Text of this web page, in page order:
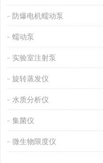
防爆电机蠕动泵
蠕动泵
实验室注射泵
旋转蒸发仪
水质分析仪
集菌仪
微生物限度仪